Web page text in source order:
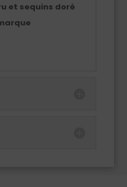
et sequins doré